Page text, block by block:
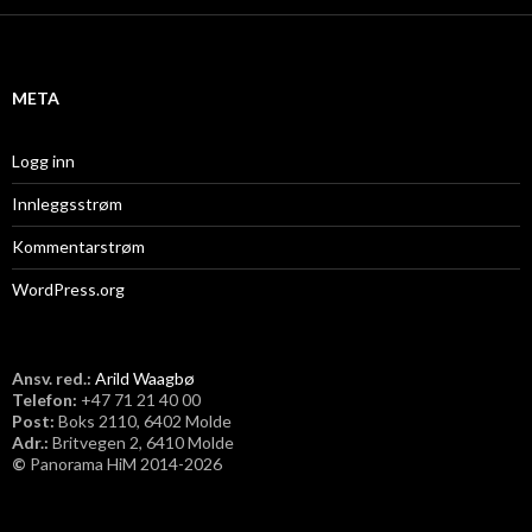
i
META
Logg inn
Innleggsstrøm
Kommentarstrøm
WordPress.org
Ansv. red.: Arild Waagbø
Telefon: ​+47 71 21 40 00
Post: Boks 2110, 6402 Molde
Adr.: Britvegen 2, 6410 Molde
© Panorama HiM 2014-2026